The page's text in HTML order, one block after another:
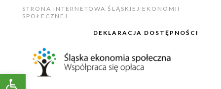
content
STRONA INTERNETOWA ŚLĄSKIEJ EKONOMII
SPOŁECZNEJ
DEKLARACJA DOSTĘPNOŚCI
Open toolbar